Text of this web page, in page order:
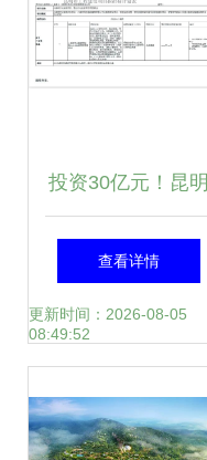
投资30亿元！昆明
再添大型文旅项目
雪山花海星空营
新体验
查看详情
更新时间：2026-08-05
08:49:52